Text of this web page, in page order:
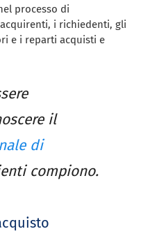
processo di
i richiedenti, gli
e i reparti acquisti e
il
di
compiono.